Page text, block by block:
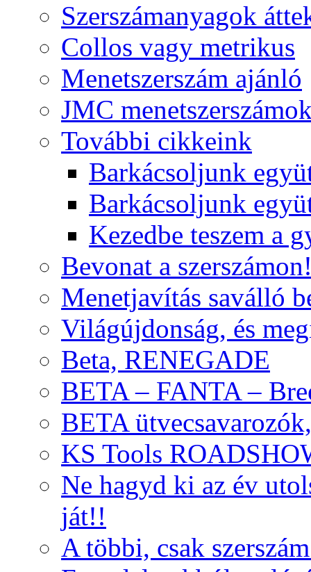
Szerszámanyagok
Collos vagy metrikus
Menetszerszám ajánló
JMC
További cikkeink
Barkácsoljunk
Barkácsoljunk
Kezedbe teszem a
Bevonat a
Menetjavítás saválló
Világújdonság, és
Beta, RENEGADE
BETA – FANTA –
BETA
KS Tools
Ne hagyd ki az év
ját!!
A többi, csak